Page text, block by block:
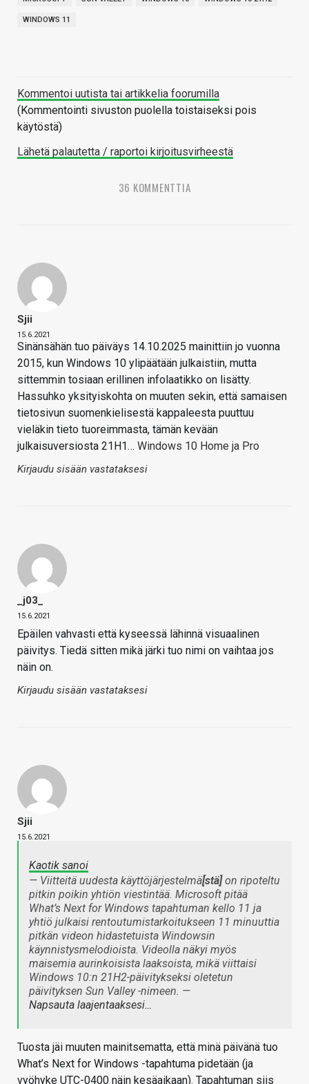
WINDOWS 11
Kommentoi uutista tai artikkelia foorumilla
(Kommentointi sivuston puolella toistaiseksi pois
käytöstä)
Lähetä palautetta / raportoi kirjoitusvirheestä
36 KOMMENTTIA
Sjii
15.6.2021
Sinänsähän tuo päiväys 14.10.2025 mainittiin jo vuonna
2015, kun Windows 10 ylipäätään julkaistiin, mutta
sittemmin tosiaan erillinen infolaatikko on lisätty.
Hassuhko yksityiskohta on muuten sekin, että samaisen
tietosivun suomenkielisestä kappaleesta puuttuu
vieläkin tieto tuoreimmasta, tämän kevään
julkaisuversiosta 21H1… Windows 10 Home ja Pro
Kirjaudu sisään vastataksesi
_j03_
15.6.2021
Epäilen vahvasti että kyseessä lähinnä visuaalinen
päivitys. Tiedä sitten mikä järki tuo nimi on vaihtaa jos
näin on.
Kirjaudu sisään vastataksesi
Sjii
15.6.2021
Kaotik sanoi
— Viitteitä uudesta käyttöjärjestelmä[stä]on ripoteltu
pitkin poikin yhtiön viestintää. Microsoft pitää
What’s Next for Windows tapahtuman kello 11 ja
yhtiö julkaisi rentoutumistarkoitukseen 11 minuuttia
pitkän videon hidastetuista Windowsin
käynnistysmelodioista. Videolla näkyi myös
maisemia aurinkoisista laaksoista, mikä viittaisi
Windows 10:n 21H2-päivitykseksi oletetun
päivityksen Sun Valley -nimeen. —
Napsauta laajentaaksesi…
Tuosta jäi muuten mainitsematta, että minä päivänä tuo
What’s Next for Windows -tapahtuma pidetään (ja
vyöhyke UTC-0400 näin kesäaikaan). Tapahtuman siis